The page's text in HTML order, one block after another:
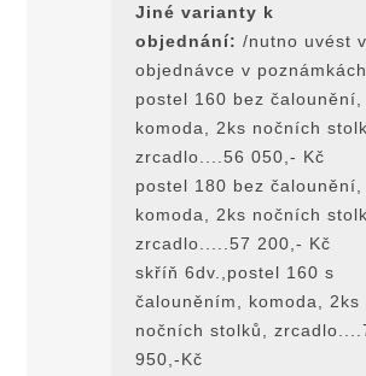
Jiné varianty k
objednání: /nutno uvést v
objednávce v
postel 160 bez čalounění,
komoda, 2ks nočních
zrcadlo....56 050,- Kč
postel 180 bez čalounění,
komoda, 2ks nočních
zrcadlo.....57 200,- Kč
skříň 6dv.,postel 160 s
čalouněním, komoda, 2ks
nočních stolků,
950,-Kč